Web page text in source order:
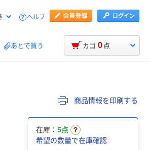
ヘルプ
あとで買う カゴ 0 点
商品情報を印刷する
在庫： 5点
希望の数量で在庫確認